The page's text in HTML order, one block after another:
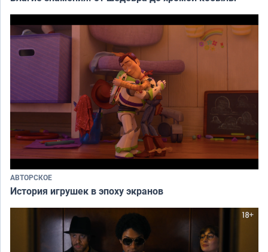
АВТОРСКОЕ
История игрушек в эпоху экранов